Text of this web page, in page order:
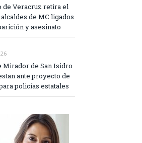
de Veracruz retira el
de MC ligados
y asesinato
Mirador de San Isidro
ante proyecto de
policías estatales